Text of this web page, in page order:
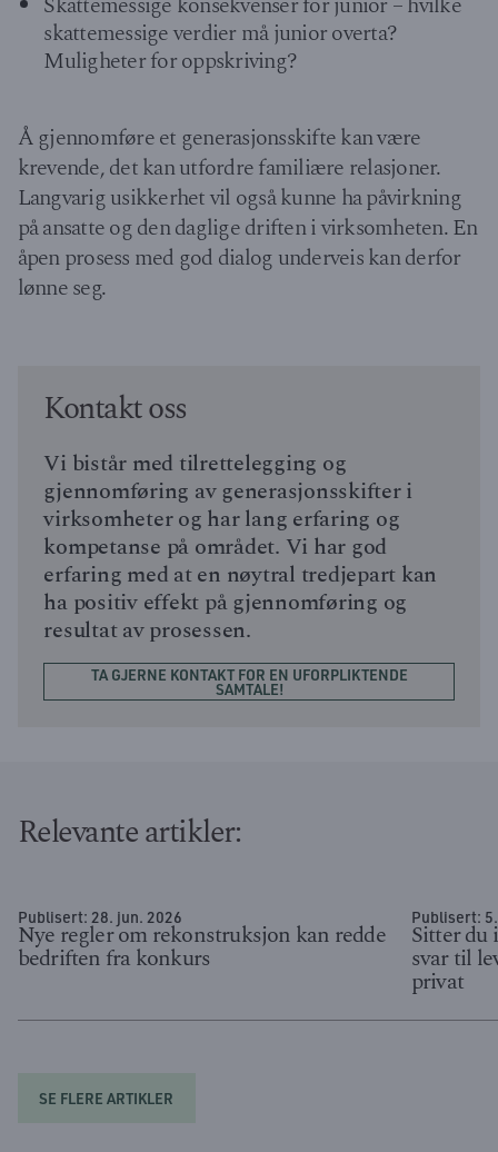
skattemessige verdier må junior overta?
Muligheter for oppskriving?
Å gjennomføre et generasjonsskifte kan være
krevende, det kan utfordre familiære relasjoner.
Langvarig usikkerhet vil også kunne ha påvirkning
på ansatte og den daglige driften i virksomheten. En
åpen prosess med god dialog underveis kan derfor
lønne seg.
Kontakt oss
Vi bistår med tilrettelegging og
gjennomføring av generasjonsskifter i
virksomheter og har lang erfaring og
kompetanse på området. Vi har god
erfaring med at en nøytral tredjepart kan
ha positiv effekt på gjennomføring og
resultat av prosessen.
TA GJERNE KONTAKT FOR EN UFORPLIKTENDE
SAMTALE!
Relevante artikler:
Publisert: 28. jun. 2026
Nye regler om rekonstruksjon kan redde
bedriften fra konkurs
Publisert:
Sitter du
svar til
privat
SE FLERE ARTIKLER